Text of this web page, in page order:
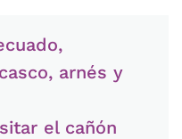
arnés y
el cañón